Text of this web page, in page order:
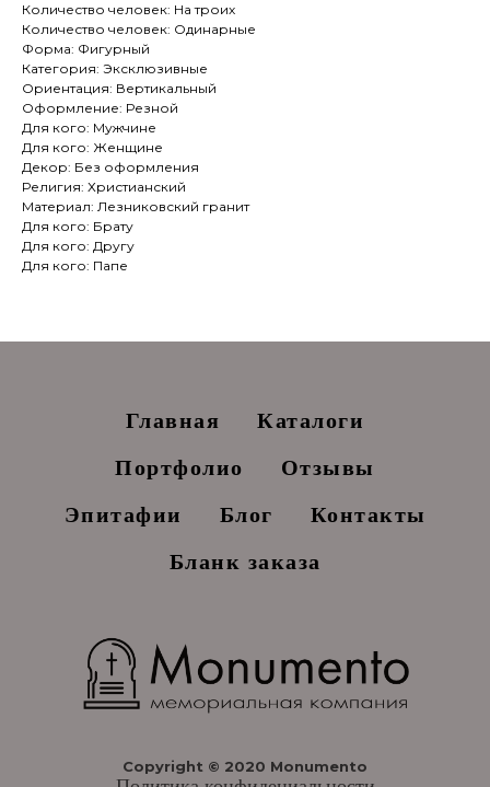
Количество человек: На троих
Количество человек: Одинарные
Форма: Фигурный
Категория: Эксклюзивные
Ориентация: Вертикальный
Оформление: Резной
Для кого: Мужчине
Для кого: Женщине
Декор: Без оформления
Религия: Христианский
Материал: Лезниковский гранит
Для кого: Брату
Для кого: Другу
Для кого: Папе
Главная
Каталоги
Портфолио
Отзывы
Эпитафии
Блог
Контакты
Бланк заказа
Copyright © 2020 Monumento